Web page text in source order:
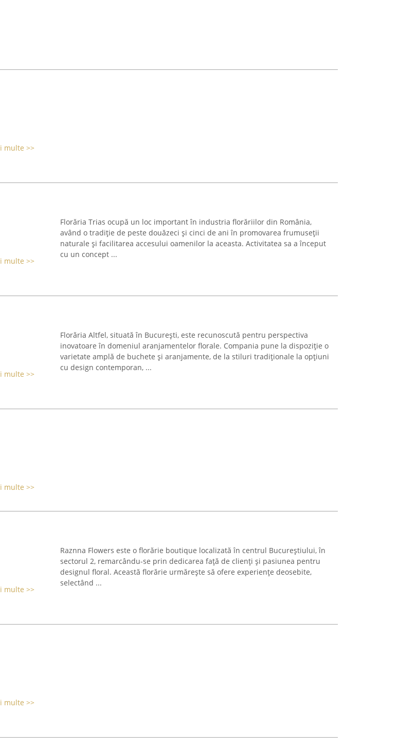
multe >>
multe >>
Florăria Trias ocupă un loc important în industria florăriilor din România,
având o tradiție de peste douăzeci și cinci de ani în promovarea frumuseții
naturale și facilitarea accesului oamenilor la aceasta. Activitatea sa a început
cu un concept ...
multe >>
Florăria Altfel, situată în București, este recunoscută pentru perspectiva
inovatoare în domeniul aranjamentelor florale. Compania pune la dispoziție o
varietate amplă de buchete și aranjamente, de la stiluri tradiționale la opțiuni
cu design contemporan, ...
multe >>
multe >>
Raznna Flowers este o florărie boutique localizată în centrul Bucureștiului, în
sectorul 2, remarcându-se prin dedicarea față de clienți și pasiunea pentru
designul floral. Această florărie urmărește să ofere experiențe deosebite,
selectând ...
multe >>